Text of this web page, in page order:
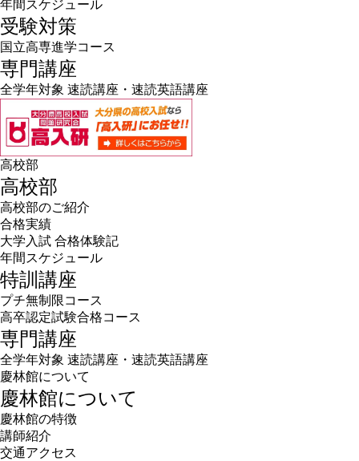
年間スケジュール
受験対策
国立高専進学コース
専門講座
全学年対象 速読講座・速読英語講座
高校部
高校部
高校部のご紹介
合格実績
大学入試 合格体験記
年間スケジュール
特訓講座
プチ無制限コース
高卒認定試験合格コース
専門講座
全学年対象 速読講座・速読英語講座
慶林館について
慶林館について
慶林館の特徴
講師紹介
交通アクセス